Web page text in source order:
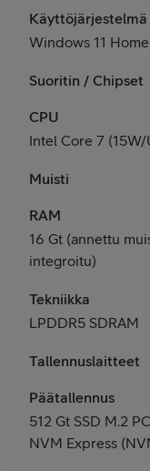
Käyttöjärjestelmä
Windows 11 Home
Suoritin / Chipset
CPU
Intel Core 7 (15W/
Muisti
RAM
16 Gt (annettu
integroitu)
Tekniikka
LPDDR5 SDRAM
Tallennuslaitteet
Päätallennus
512 Gt SSD M.2
NVM Express